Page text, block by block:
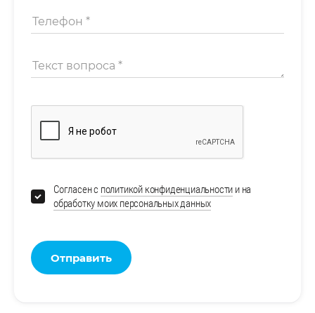
Согласен с политикой конфиденциальности и на
обработку моих персональных данных
Отправить